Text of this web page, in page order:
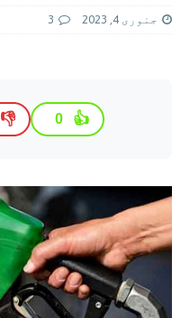
جنوری 4, 2023 3
👍
0
👎